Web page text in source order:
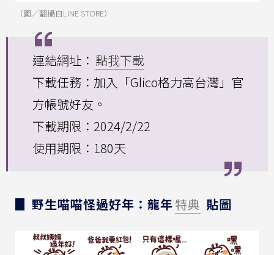
（圖／翻攝自LINE STORE）
連結網址： 點我下載
下載任務：加入「Glico格力高台灣」官
方帳號好友。
下載期限：2024/2/22
使用期限：180天
▊ 野生喵喵怪過好年：龍年特典 貼圖